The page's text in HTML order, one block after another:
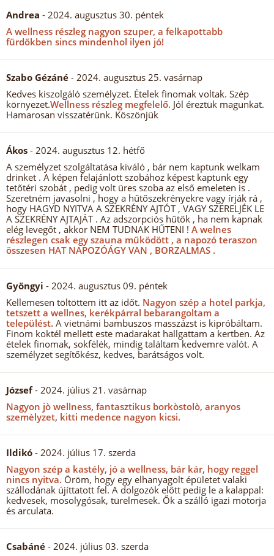
Andrea - 2024. augusztus 30. péntek
A wellness részleg nagyon szuper, a felkapottabb
fürdőkben sincs mindenhol ilyen jó!
Szabo Gézáné - 2024. augusztus 25. vasárnap
Kedves kiszolgáló személyzet. Ételek finomak voltak. Szép
környezet.Wellness részleg megfelelő. Jól éreztük magunkat.
Hamarosan visszatérünk. Köszönjük
Ákos - 2024. augusztus 12. hétfő
A személyzet szolgáltatása kiváló , bár nem kaptunk welkam
drinket . A képen felajánlott szobához képest kaptunk egy
tetőtéri szobát , pedig volt üres szoba az első emeleten is .
Szeretném javasolni , hogy a hűtőszekrényekre vagy írják rá ,
hogy HAGYD NYITVA A SZEKRÉNY AJTÓT , VAGY SZERELJÉK LE
A SZEKRÉNY AJTAJÁT . Az adszorpciós hűtők , ha nem kapnak
elég levegőt , akkor NEM TUDNAK HŰTENI ! A welnes
részlegen csak egy szauna működött , a napozó teraszon
összesen HAT NAPOZÓÁGY VAN , BORZALMAS .
Gyöngyi - 2024. augusztus 09. péntek
Kellemesen töltöttem itt az időt. Nagyon szép a hotel parkja,
tetszett a wellnes, kerékpárral bebarangoltam a
települést. A vietnámi bambuszos masszázst is kipróbáltam.
Finom koktél mellett este madarakat hallgattam a kertben. Az
ételek finomak, sokfélék, mindig találtam kedvemre valót. A
személyzet segítőkész, kedves, barátságos volt.
József- 2024. július 21. vasárnap
Nagyon jò wellness, fantasztikus borkòstolò, aranyos
szemèlyzet, kitti medence nagyon kicsi.
Ildikó - 2024. július 17. szerda
Nagyon szép a kastély, jó a wellness, bár kár, hogy reggel
nincs nyitva. Öröm, hogy egy elhanyagolt épületet valaki
szállodának újíttatott fel. A dolgozók előtt pedig le a kalappal:
kedvesek, mosolygósak, türelmesek. Ők a szálló igazi motorja
és arculata.
Csabáné - 2024. július 03. szerda